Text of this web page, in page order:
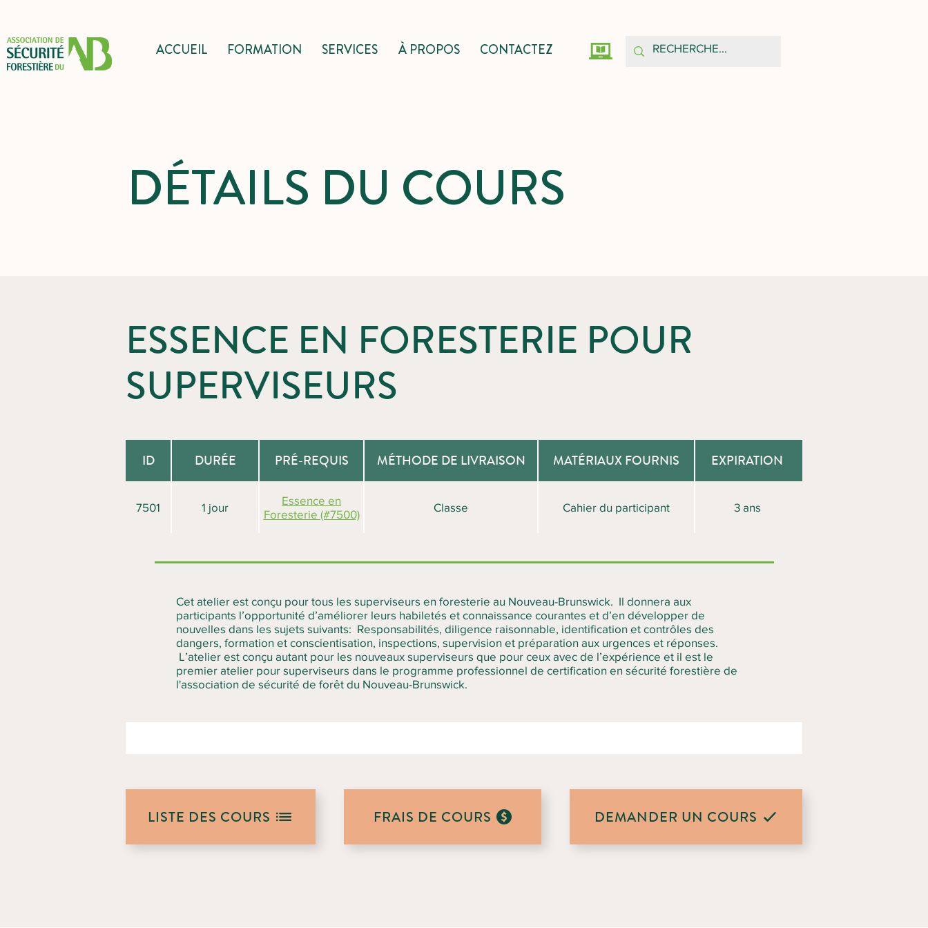
ACCUEIL FORMATION SERVICES À PROPOS CONTACTEZ
DÉTAILS DU COURS
ESSENCE EN FORESTERIE POUR
SUPERVISEURS
ID DURÉE PRÉ-REQUIS MÉTHODE DE LIVRAISON MATÉRIAUX FOURNIS EXPIRATION
7501 1 jour
Essence en
Foresterie (#7500)
Classe Cahier du participant 3 ans
Cet atelier est conçu pour tous les superviseurs en foresterie au Nouveau-Brunswick. Il donnera aux
participants l’opportunité d’améliorer leurs habiletés et connaissance courantes et d’en développer de
nouvelles dans les sujets suivants: Responsabilités, diligence raisonnable, identification et contrôles des
dangers, formation et conscientisation, inspections, supervision et préparation aux urgences et réponses.
L’atelier est conçu autant pour les nouveaux superviseurs que pour ceux avec de l’expérience et il est le
premier atelier pour superviseurs dans le programme professionnel de certification en sécurité forestière de
l'association de sécurité de forêt du Nouveau-Brunswick.
LISTE DES COURS FRAIS DE COURS DEMANDER UN COURS